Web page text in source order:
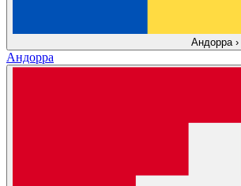
Андорра ›
Андорра